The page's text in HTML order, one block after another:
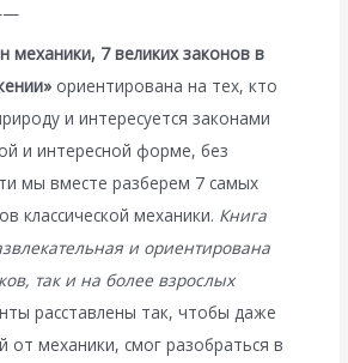
механики, 7 великих законов в
ориентирована на тех, кто
и интересуется законами
и интересной форме, без
мы вместе разберем 7 самых
классической механики. Книга
и ориентирована
так и на более взрослых
расставлены так, чтобы даже
от механики, смог разобраться в